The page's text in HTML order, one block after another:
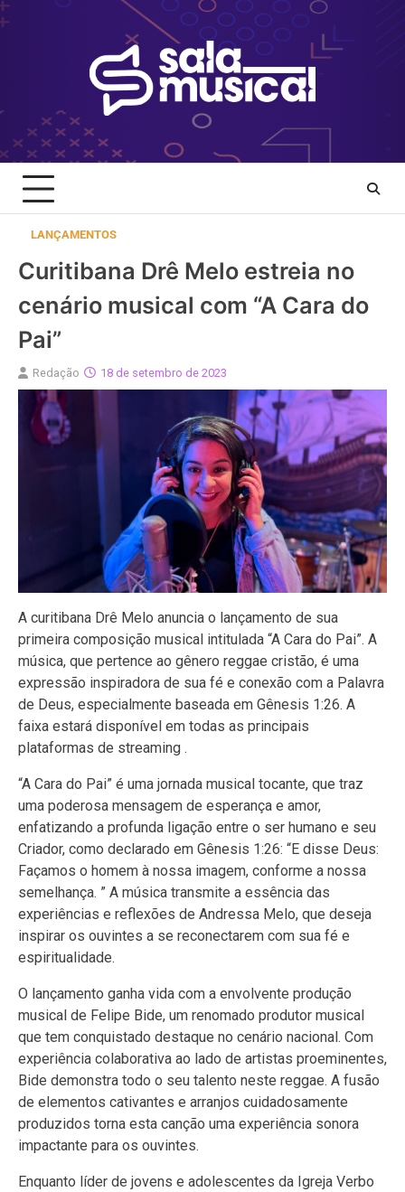
Skip
to
LANÇAMENTOS
Curitibana Drê Melo estreia no
cenário musical com “A Cara do
Pai”
Redação 18 de setembro de 2023
A curitibana Drê Melo anuncia o lançamento de sua
primeira composição musical intitulada “A Cara do Pai”. A
música, que pertence ao gênero reggae cristão, é uma
expressão inspiradora de sua fé e conexão com a Palavra
de Deus, especialmente baseada em Gênesis 1:26. A
faixa estará disponível em todas as principais
plataformas de streaming .
“A Cara do Pai” é uma jornada musical tocante, que traz
uma poderosa mensagem de esperança e amor,
enfatizando a profunda ligação entre o ser humano e seu
Criador, como declarado em Gênesis 1:26: “E disse Deus:
Façamos o homem à nossa imagem, conforme a nossa
semelhança. ” A música transmite a essência das
experiências e reflexões de Andressa Melo, que deseja
inspirar os ouvintes a se reconectarem com sua fé e
espiritualidade.
O lançamento ganha vida com a envolvente produção
musical de Felipe Bide, um renomado produtor musical
que tem conquistado destaque no cenário nacional. Com
experiência colaborativa ao lado de artistas proeminentes,
Bide demonstra todo o seu talento neste reggae. A fusão
de elementos cativantes e arranjos cuidadosamente
produzidos torna esta canção uma experiência sonora
impactante para os ouvintes.
Enquanto líder de jovens e adolescentes da Igreja Verbo